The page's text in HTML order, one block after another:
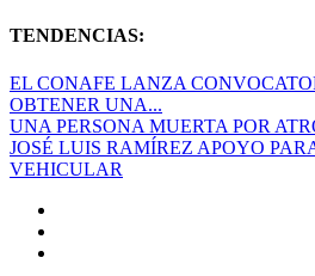
TENDENCIAS:
EL CONAFE LANZA
OBTENER UNA...
UNA PERSONA MUERTA POR
JOSÉ LUIS RAMÍREZ APOYO
VEHICULAR